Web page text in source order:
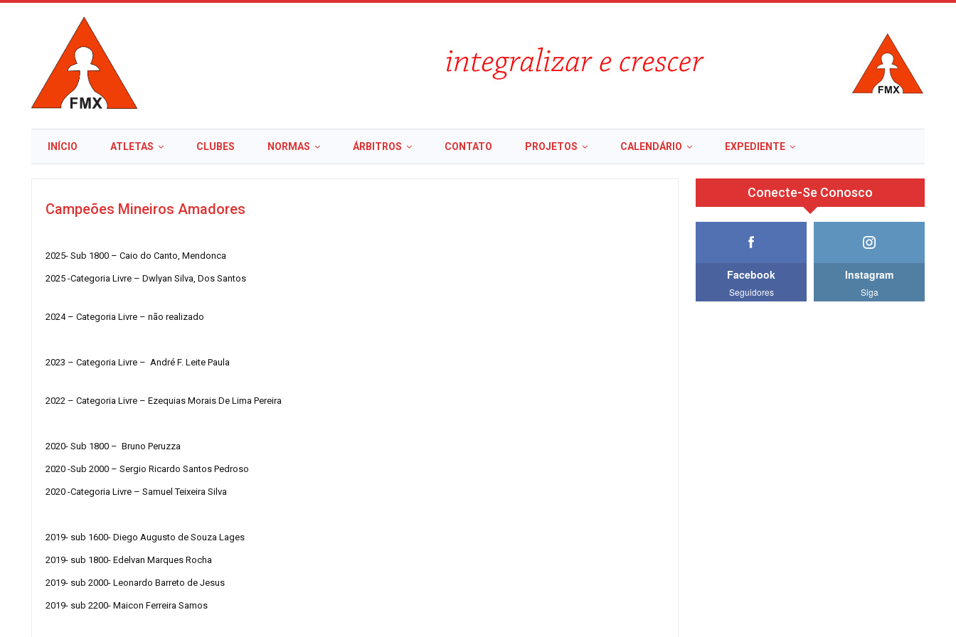
INÍCIO ATLETAS CLUBES NORMAS ÁRBITROS CONTATO PROJETOS CALENDÁRIO EXPEDIENTE
Campeões Mineiros Amadores
2025- Sub 1800 – Caio do Canto, Mendonca
2025 -Categoria Livre – Dwlyan Silva, Dos Santos
2024 – Categoria Livre – não realizado
2023 – Categoria Livre – André F. Leite Paula
2022 – Categoria Livre – Ezequias Morais De Lima Pereira
2020- Sub 1800 – Bruno Peruzza
2020 -Sub 2000 – Sergio Ricardo Santos Pedroso
2020 -Categoria Livre – Samuel Teixeira Silva
2019- sub 1600- Diego Augusto de Souza Lages
2019- sub 1800- Edelvan Marques Rocha
2019- sub 2000- Leonardo Barreto de Jesus
2019- sub 2200- Maicon Ferreira Samos
Conecte-Se Conosco
Facebook
Seguidores
Instagram
Siga